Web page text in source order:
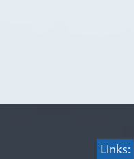
Links: